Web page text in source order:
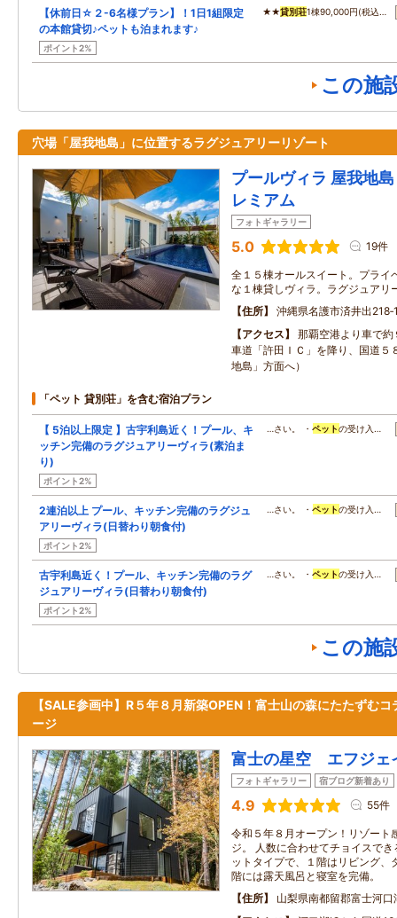
【休前日☆２-6名様プラン】！1日1組限定
の本館貸切♪ペットも泊まれます♪
ポイント2%
★★貸別荘1棟90,000円(税込…
この施
穴場「屋我地島」に位置するラグジュアリーリゾート
プールヴィラ 屋我地
レミアム
フォトギャラリー
5.0 19件
全１５棟オールスイート。プライ
な１棟貸しヴィラ。ラグジュアリ
住所
沖縄県名護市済井出
アクセス
那覇空港より車で
車道「許田ＩＣ」を降り、国道５
地島」方面へ）
「ペット 貸別荘」を含む宿泊プラン
【 5泊以上限定 】古宇利島近く！プール、キ
ッチン完備のラグジュアリーヴィラ(素泊ま
り)
ポイント2%
…さい。 ・ペットの受け入…
2連泊以上 プール、キッチン完備のラグジュ
アリーヴィラ(日替わり朝食付)
ポイント2%
…さい。 ・ペットの受け入…
古宇利島近く！プール、キッチン完備のラグ
ジュアリーヴィラ(日替わり朝食付)
ポイント2%
…さい。 ・ペットの受け入…
この施
【SALE参画中】R５年８月新築OPEN！富士山の森にたたずむコ
ージ
富士の星空 エフジェ
フォトギャラリー 宿ブログ新着あり
4.9 55件
令和５年８月オープン！リゾート
ジ。 人数に合わせてチョイスで
ットタイプで、１階はリビング、
階には露天風呂と寝室を完備。
住所
山梨県南都留郡富士河